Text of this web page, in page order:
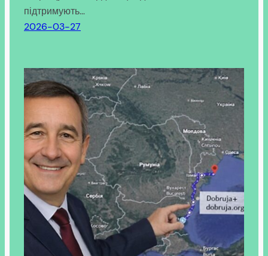
підтримують…
2026-03-27